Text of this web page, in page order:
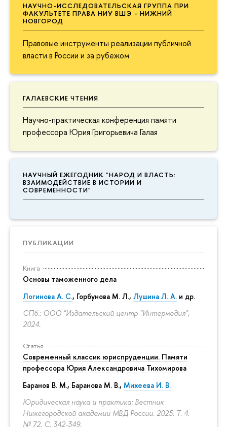
НАУЧНО-ИССЛЕДОВАТЕЛЬСКАЯ ГРУППА ПРИ
ФАКУЛЬТЕТЕ ПРАВА НИУ ВШЭ - НИЖНИЙ
НОВГОРОД
Правовые инструменты реализации публичной
власти в России и за рубежом
ГАЛАЕВСКИЕ ЧТЕНИЯ
Научно-практическая конференция памяти
профессора Юрия Григорьевича Галая
НАУЧНЫЙ ЕЖЕГОДНИК "НАРОД И ВЛАСТЬ:
ВЗАИМОДЕЙСТВИЕ В ИСТОРИИ И
СОВРЕМЕННОСТИ"
ПУБЛИКАЦИИ
Книга
Основы таможенного дела
Логинова А. С., Горбунова М. Л., Лушина Л. А. и др.
СПб.: ООО "Издательский центр "Интермедия",
2024.
Статья
Современный классик юриспруденции. Памяти
профессора Юрия Александровича Тихомирова
Баранов В. М., Баранова М. В., Михеева И. В.
Юридическая наука и практика: Вестник
Нижегородской академии МВД России. 2025. Т. 4.
№ 72. С. 342-349.